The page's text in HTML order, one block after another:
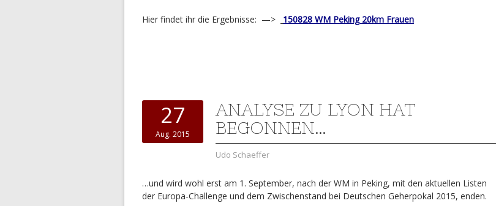
Hier findet ihr die Ergebnisse: —> 150828 WM Peking 20km Frauen
27
Aug. 2015
ANALYSE ZU LYON HAT
BEGONNEN…
Udo Schaeffer
…und wird wohl erst am 1. September, nach der WM in Peking, mit den aktuellen Listen
der Europa-Challenge und dem Zwischenstand bei Deutschen Geherpokal 2015, enden.